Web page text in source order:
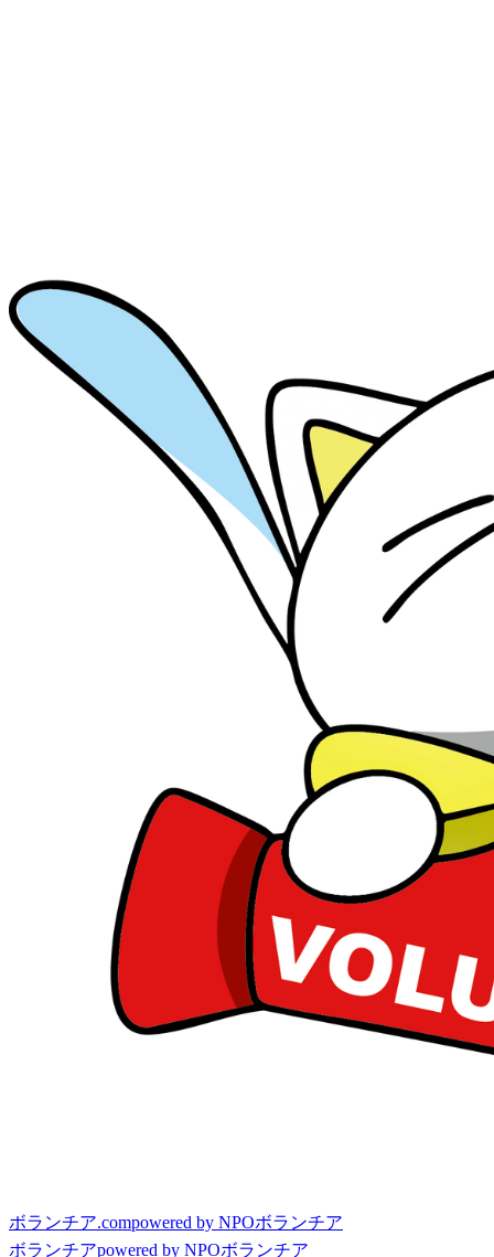
ボランチア.compowered by NPOボランチア
ボランチアpowered by NPOボランチア